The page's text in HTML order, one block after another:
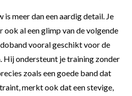
meer dan een aardig detail. Je
ook al een glimp van de volgende
vooral geschikt voor de
Hij ondersteunt je training zonder
zoals een goede band dat
merkt ook dat een stevige,